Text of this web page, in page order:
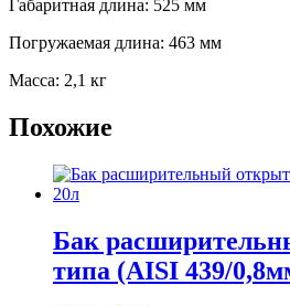
Габаритная длина: 525 мм
Погружаемая длина: 463 мм
Масса: 2,1 кг
Похожие
Бак
типа (AISI 439/